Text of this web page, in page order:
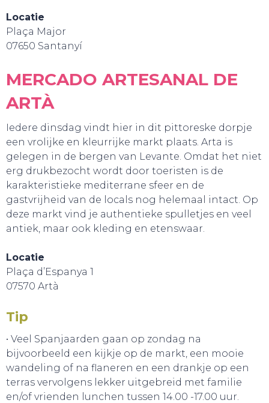
CONTACT
Locatie
Plaça Major
07650 Santanyí
MERCADO ARTESANAL DE
ARTÀ
Iedere dinsdag vindt hier in dit pittoreske dorpje
een vrolijke en kleurrijke markt plaats. Arta is
gelegen in de bergen van Levante. Omdat het niet
erg drukbezocht wordt door toeristen is de
karakteristieke mediterrane sfeer en de
gastvrijheid van de locals nog helemaal intact. Op
deze markt vind je authentieke spulletjes en veel
antiek, maar ook kleding en etenswaar.
Locatie
Plaça d’Espanya 1
07570 Artà
Tip
• Veel Spanjaarden gaan op zondag na
bijvoorbeeld een kijkje op de markt, een mooie
wandeling of na flaneren en een drankje op een
terras vervolgens lekker uitgebreid met familie
en/of vrienden lunchen tussen 14.00 -17.00 uur.